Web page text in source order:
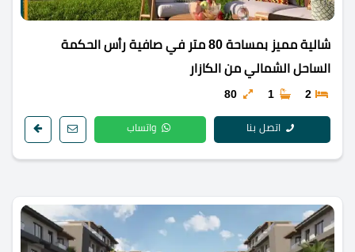
شالية مميز بمساحة 80 متر في صافية رأس الحكمة
الساحل الشمالي من الكازار
2
1
80
اتصل بنا واتساب